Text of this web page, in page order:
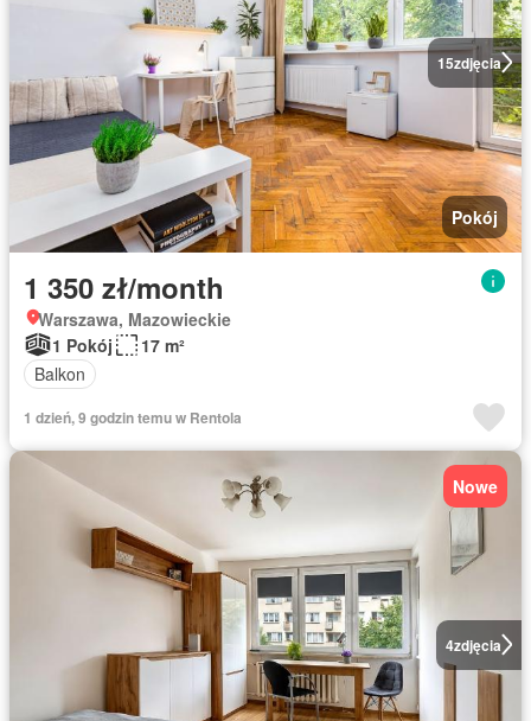
15zdjęcia
Pokój
1 350 zł/month
Warszawa, Mazowieckie
1 Pokój
17 m²
Balkon
1 dzień, 9 godzin temu w Rentola
4zdjęcia
Nowe